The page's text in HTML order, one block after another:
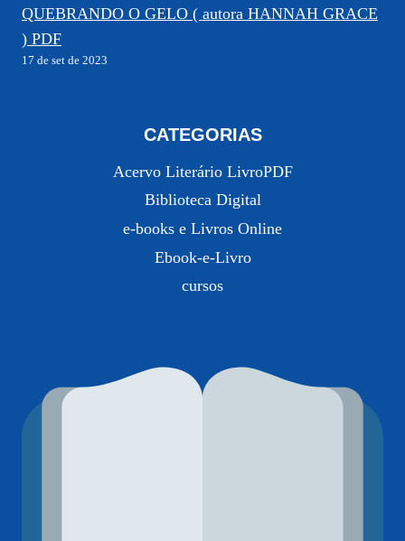
QUEBRANDO O GELO ( autora HANNAH GRACE
) PDF
17 de set de 2023
CATEGORIAS
Acervo Literário LivroPDF
Biblioteca Digital
e-books e Livros Online
Ebook-e-Livro
cursos